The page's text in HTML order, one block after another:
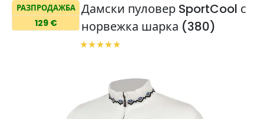
РАЗПРОДАЖБА
129 €
Дамски пуловер SportCool с
норвежка шарка (380)